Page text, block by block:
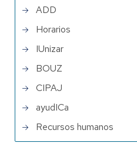
ADD
Horarios
IUnizar
BOUZ
CIPAJ
ayudICa
Recursos humanos